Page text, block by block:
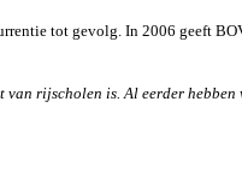
tot gevolg. In 2006 geeft
rijscholen is. Al eerder hebben